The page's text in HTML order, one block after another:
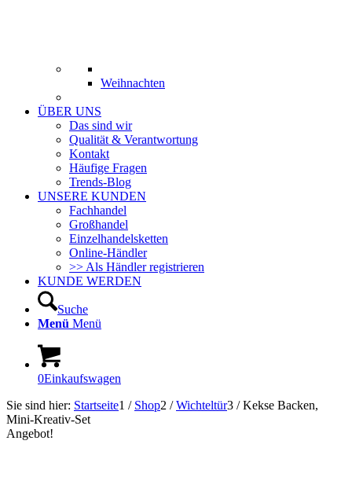
Weihnachten
ÜBER UNS
Das sind wir
Qualität & Verantwortung
Kontakt
Häufige Fragen
Trends-Blog
UNSERE KUNDEN
Fachhandel
Großhandel
Einzelhandelsketten
Online-Händler
>> Als Händler registrieren
KUNDE WERDEN
Suche
Menü Menü
0Einkaufswagen
Sie sind hier: Startseite1 / Shop2 / Wichteltür3 / Kekse Backen,
Mini-Kreativ-Set
Angebot!